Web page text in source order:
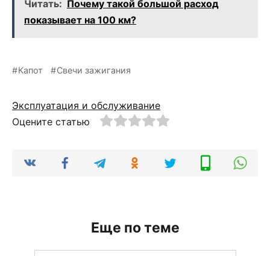
Читать: Почему такой большой расход
показывает на 100 км?
Капот Свечи зажигания
Эксплуатация и обслуживание
Оцените статью
Еще по теме